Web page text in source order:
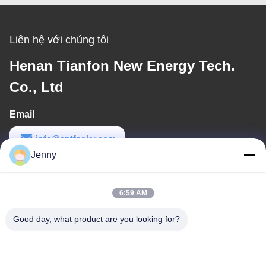
Liên hệ với chúng tôi
Henan Tianfon New Energy Tech.
Co., Ltd
Email
info@cntfsolar.com
Thời gian làm việc
Jenny
6:59 AM
Good day, what product are you looking for?